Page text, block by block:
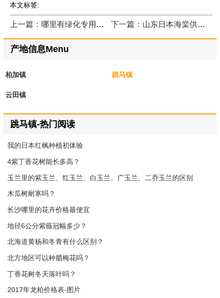
本文标签:
上一篇：哪里有绿化专用日本海棠？ 下一篇：山东日本海棠供货商多吗？
产地信息Menu
柏加镇 跳马镇
云田镇
跳马镇-热门阅读
我的日本红枫种植初体验
4紫丁香花树能长多高？
玉兰里的紫玉兰、红玉兰、白玉兰、广玉兰、二乔玉兰的区别
木瓜树耐寒吗？
长沙哪里的花卉价格最便宜
地径6公分紫薇冠幅多少？
北海道黄杨和冬青有什么区别？
北方地区可以种腊梅花吗？
丁香花树冬天落叶吗？
2017年龙柏价格表-图片